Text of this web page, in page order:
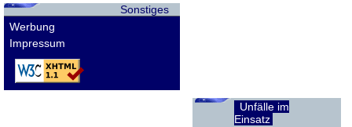
Sonstiges
Werbung
Impressum
Unfälle im
Einsatz